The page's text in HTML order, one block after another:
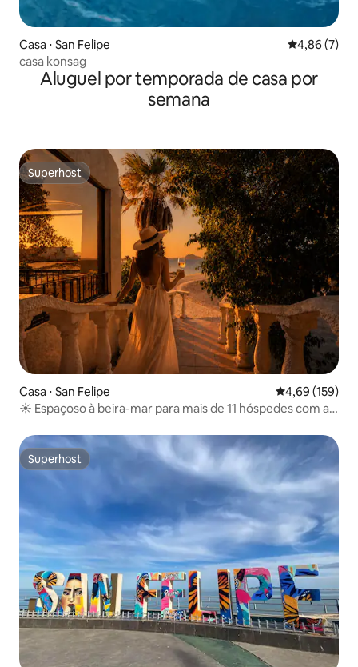
Casa ⋅ San Felipe 4,86 de uma
4,86 (7)
casa konsag
Aluguel por temporada de casa por
semana
Superhost
Superhost
Casa ⋅ San Felipe 4,69 de uma
4,69 (159)
☀ Espaçoso à beira-mar para mais de 11 hóspedes com ar-
Superhost
Superhost